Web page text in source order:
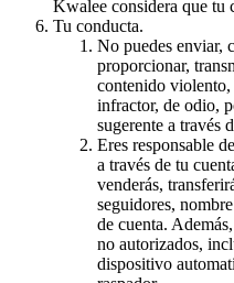
Kwalee considera que tu
Tu conducta.
No puedes enviar,
proporcionar,
contenido
infractor, de odio,
sugerente a través
Eres responsable
a través de tu
venderás,
seguidores,
de cuenta.
no autorizados,
dispositivo